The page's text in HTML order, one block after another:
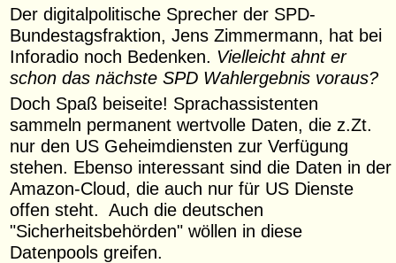
Der digitalpolitische Sprecher der SPD-
Bundestagsfraktion, Jens Zimmermann, hat bei
Inforadio noch Bedenken. Vielleicht ahnt er
schon das nächste SPD Wahlergebnis voraus?
Doch Spaß beiseite! Sprachassistenten
sammeln permanent wertvolle Daten, die z.Zt.
nur den US Geheimdiensten zur Verfügung
stehen. Ebenso interessant sind die Daten in der
Amazon-Cloud, die auch nur für US Dienste
offen steht. Auch die deutschen
"Sicherheitsbehörden" wöllen in diese
Datenpools greifen.